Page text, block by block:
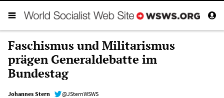
Faschismus und Militarismus
prägen Generaldebatte im
Bundestag
Johannes Stern
@JSternWSWS